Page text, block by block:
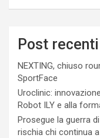
Post recenti
NEXTING, chiuso
SportFace
Uroclinic:
Robot ILY e alla
Prosegue la guerra
rischia chi continua